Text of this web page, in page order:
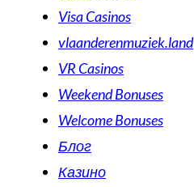
Visa Casinos
vlaanderenmuziek.land
VR Casinos
Weekend Bonuses
Welcome Bonuses
Блог
Казино